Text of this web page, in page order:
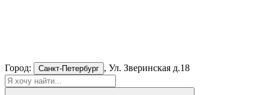
Город: Санкт-Петербург , Ул. Зверинская д.18